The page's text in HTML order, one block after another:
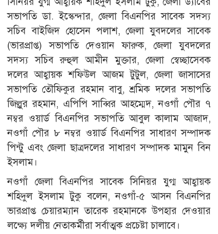
সভাপতি ডা. ইস্কেন্দার, জেলা বিএনপির সাবেক সদস্য
সচিব বাইজিদ হোসেন পলাশ, জেলা যুবদলের সাবেক
(ভারপ্রাপ্ত) সভাপতি দেওয়ান ফারুক, জেলা যুবদলের
সদস্য সচিব রুহুল আমীন মুক্তার, জেলা স্বেচ্ছাসেবক
দলের আহ্বায়ক শফিউল আজম টুটুল, জেলা জাসাসের
সভাপতি তৌফিকুর রহমান বাবু, শ্রমিক দলের সভাপতি
জিল্লুর রহমান, এপিপি সাব্বির আহম্মেদ, নওগাঁ পৌর ৭
নম্বর ওয়ার্ড বিএনপির সভাপতি আবুল কালাম আজাদ,
নওগাঁ পৌর ৮ নম্বর ওয়ার্ড বিএনপির সাধারণ সম্পাদক
পিন্টু এবং জেলা ছাত্রদলের সাধারণ সম্পাদক মামুন বিন
ইসলাম।
নওগাঁ জেলা বিএনপির সাবেক সিনিয়র যুগ্ম আহ্বায়ক
শহিদুল ইসলাম টুকু বলেন, নওগাঁ-৫ আসন বিএনপির
ভারপ্রাপ্ত চেয়ারম্যান তারেক রহমানকে উপহার দেওয়ার
লক্ষ্যে দলীয় নেতাকর্মীরা সর্বাত্মক প্রচেষ্টা চালাবে।